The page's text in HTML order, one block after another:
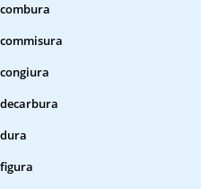
combura
commisura
congiura
decarbura
dura
figura